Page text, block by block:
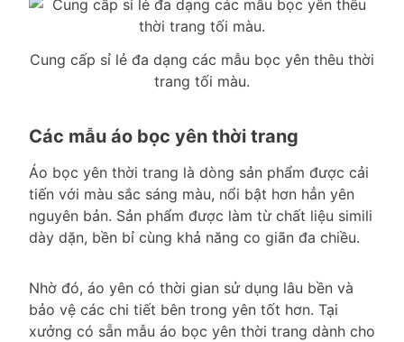
Cung cấp sỉ lẻ đa dạng các mẫu bọc yên thêu thời
trang tối màu.
Các mẫu áo bọc yên thời trang
Áo bọc yên thời trang là dòng sản phẩm được cải
tiến với màu sắc sáng màu, nổi bật hơn hẳn yên
nguyên bản. Sản phẩm được làm từ chất liệu simili
dày dặn, bền bỉ cùng khả năng co giãn đa chiều.
Nhờ đó, áo yên có thời gian sử dụng lâu bền và
bảo vệ các chi tiết bên trong yên tốt hơn. Tại
xưởng có sẵn mẫu áo bọc yên thời trang dành cho